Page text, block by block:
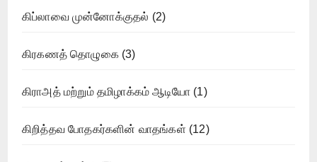
கிப்லாவை முன்னோக்குதல் (2)
கிரகணத் தொழுகை(3)
கிராஅத் மற்றும் தமிழாக்கம் ஆடியோ (1)
கிறித்தவ போதகர்களின் வாதங்கள் (12)